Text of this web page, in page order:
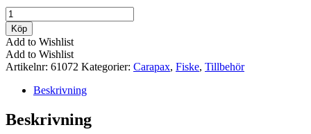
Bojflagga
-
Dacron.35X50
cm.Orange
mängd
Köp
Add to Wishlist
Add to Wishlist
Artikelnr: 61072 Kategorier: Carapax, Fiske, Tillbehör
Beskrivning
Beskrivning